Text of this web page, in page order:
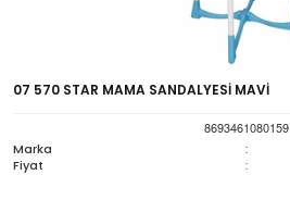
07 570 STAR MAMA SANDALYESİ MAVİ
8693461080159
Marka
:
Fiyat :